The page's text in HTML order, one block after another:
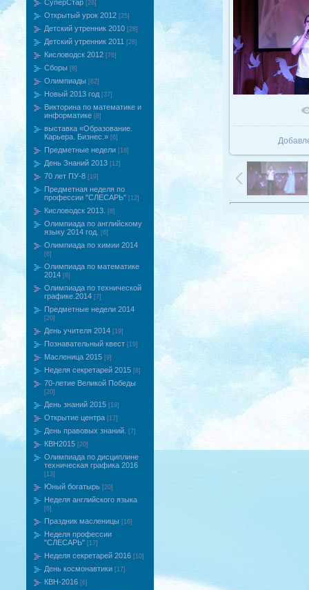
СуперСтар [26]
Открытый урок 2012 [25]
Детский утренник 2010 [28]
Детский утренник 2011 [28]
Кисловодск 2012 [76]
Сборы [8]
Олимпиады [62]
Новый 2013 год [37]
Викторина по математике и
информатике [8]
выставка «Образование.
Карьера. Бизнес.» [6]
Предметные недели [18]
День Знаний 2013 [12]
70 лет ПУ-8 [19]
Предметная неделя по
профессии "СЛЕСАРЬ" [12]
Кисловодск 2013. [8]
Олимпиада по английскому
языку 2014 год.
[6]
Олимпиада по химии 2014
[6]
Олимпиада по математике
2014 [8]
Олимпиада по технической
графике.2014 [7]
Предметные недели 2014
[20]
День учителя 2014 [19]
Познавательный квест [19]
Масленица 2015 [9]
Неделя секретарей 2015 [8]
70-летие Великой Победы
[20]
День знаний 2015 [19]
Открытие центра [17]
День правовых знаний. [7]
КВН2015 [20]
Олимпиада по дисциплине
техническая графика 2016
[13]
Юный богатырь [20]
Неделя английского языка
[6]
Праздник масленицы [16]
Неделя профессии
"СЛЕСАРЬ" [17]
Неделя секретарей 2016 [10]
День космонавтики [17]
КВН-2016 [6]
В